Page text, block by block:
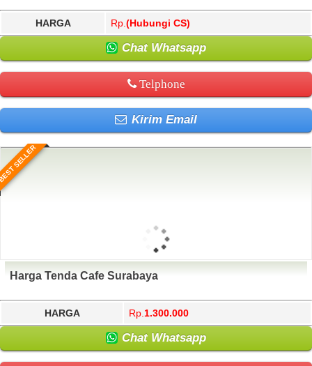
HARGA Rp. (Hubungi CS)
Chat Whatsapp
Telphone
Kirim Email
SELLER
Harga Tenda Cafe Surabaya
HARGA Rp. 1.300.000
Chat Whatsapp